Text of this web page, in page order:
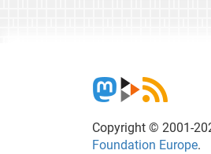
Copyright © 2001-
Foundation Europe.